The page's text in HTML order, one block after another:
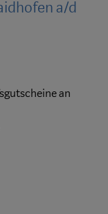
a/d
an